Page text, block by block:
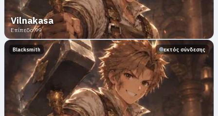
Vilnakasa
Επίπεδο 99
Blacksmith εκτός σύνδεσης